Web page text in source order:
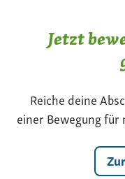
Jetzt
Reiche deine
einer Bewegung